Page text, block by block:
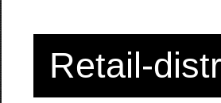
Retail-